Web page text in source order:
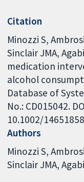
Citation
Minozzi S,
Sinclair JMA,
medication
alcohol
Database of
No.: CD015042.
10.1002/
Authors
Minozzi S
Sinclair JMA